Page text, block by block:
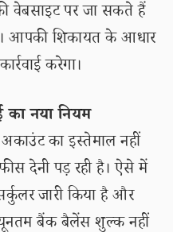
वेबसाइट पर जा सकते हैं
आपकी शिकायत के आधार
करेगा।
नया नियम
का इस्तेमाल नहीं
देनी पड़ रही है। ऐसे में
जारी किया है और
बैंक बैलेंस शुल्क नहीं